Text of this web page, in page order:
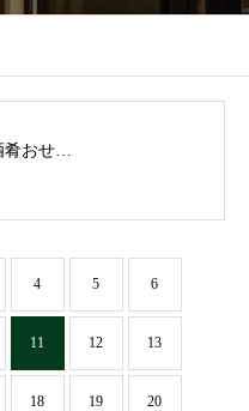
4 5 6
11 12 13
18 19 20